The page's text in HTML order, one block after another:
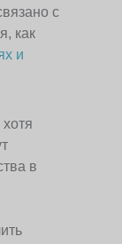
с
как
и
в